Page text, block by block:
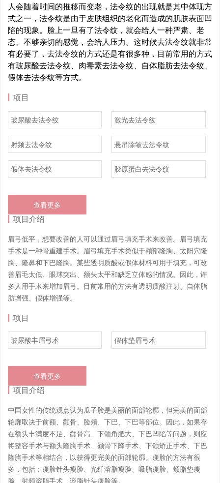
人会随着时间的推移而变老，法令纹的出现就是其中体现方
式之一，法令纹是由于皮肤组织的老化而造成的肌肤表面凹
陷的现象。脸上一旦有了法令纹，就会给人一种严肃、老
态、不够亲切的感觉，会给人压力。这时候去法令纹就非常
有必要了，去法令纹的方式还是有很多种，目前常用的方式
有玻尿酸去法令纹、肉毒素去法令纹、自体脂肪去法令纹、
假体去法令纹等方式。
项目
玻尿酸去法令纹 激光去法令纹
射频去法令纹 悬吊除皱去法令纹
假体去法令纹 胶原蛋白去法令纹
查看更多
项目介绍
眉弓低平，想要改善的人可以通过眉弓填充手术来改善。眉弓填充
手术是一种骨重建手术。眉弓填充手术类似于颊部隆胸、太阳穴隆
胸、隆鼻和下巴隆胸。某些透明质酸或假体材料可用于填充，可改
善眉毛太低、眼球突出、额头太平和缺乏立体感的情况。因此，许
多人用手术来增加眉弓。目前常用的方法有透明质酸注射、自体脂
肪增强、假体增强等。
项目
玻尿酸丰眉弓术 假体垫眉弓术
查看更多
项目介绍
中国女性的传统观点认为瓜子脸是美丽的面部轮廓，但完美的面部
轮廓取决于前额、颧骨、脸颊、下巴、下巴等部位。因此，如果存
在额头丰满度不足、颧骨高、下颌角肥大、下巴凹陷等问题，则应
将整容手术与额头隆胸手术、颧骨下降手术、下颌矫正手术、下巴
隆胸手术等相结合，以获得更完美的面部轮廓。瘦脸的方法有很
多，包括：瘦脸针头瘦脸、光纤溶脂瘦脸、吸脂瘦脸、颊脂垫瘦
脸、射频溶脂手术、溶脂针头瘦脸等。